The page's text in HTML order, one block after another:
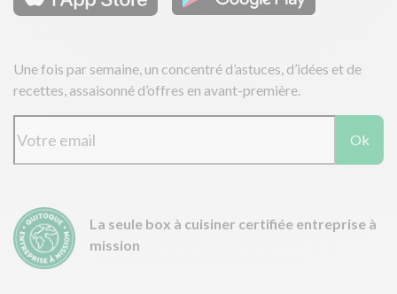
Une fois par semaine, un concentré d’astuces, d’idées et de
recettes, assaisonné d’offres en avant-première.
Ok
La seule box à cuisiner certifiée entreprise à
mission